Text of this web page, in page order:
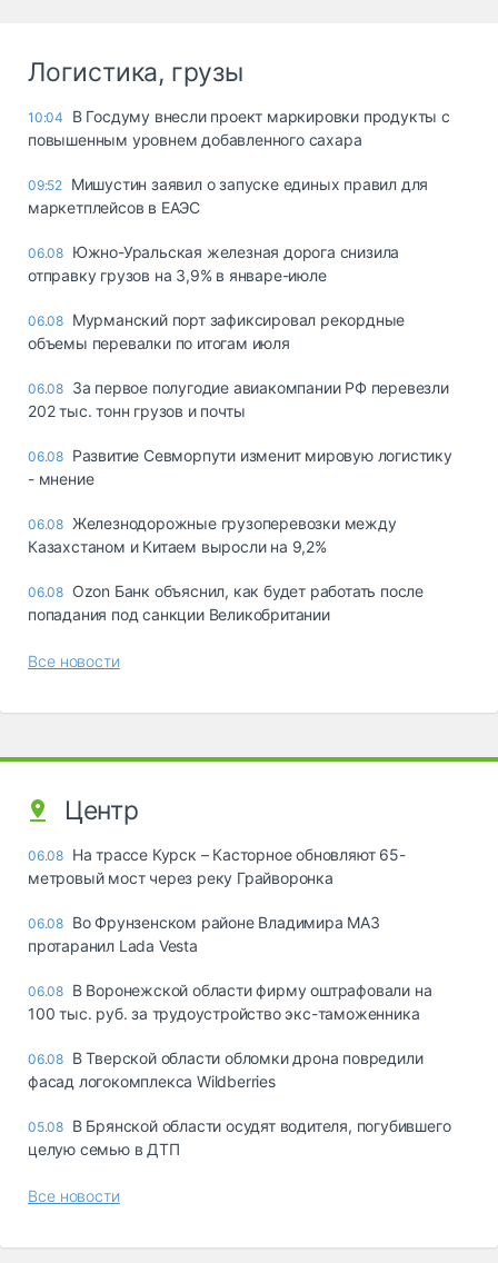
Логистика, грузы
10:04
В Госдуму внесли проект маркировки продукты с
повышенным уровнем добавленного сахара
09:52 Мишустин заявил о запуске единых правил для
маркетплейсов в ЕАЭС
06.08 Южно-Уральская железная дорога снизила
отправку грузов на 3,9% в январе-июле
06.08 Мурманский порт зафиксировал рекордные
объемы перевалки по итогам июля
06.08 За первое полугодие авиакомпании РФ перевезли
202 тыс. тонн грузов и почты
06.08 Развитие Севморпути изменит мировую логистику
- мнение
06.08 Железнодорожные грузоперевозки между
Казахстаном и Китаем выросли на 9,2%
06.08 Ozon Банк объяснил, как будет работать после
попадания под санкции Великобритании
Все новости
Центр
06.08 На трассе Курск – Касторное обновляют 65-
метровый мост через реку Грайворонка
06.08 Во Фрунзенском районе Владимира МАЗ
протаранил Lada Vesta
06.08 В Воронежской области фирму оштрафовали на
100 тыс. руб. за трудоустройство экс-таможенника
06.08 В Тверской области обломки дрона повредили
фасад логокомплекса Wildberries
05.08 В Брянской области осудят водителя, погубившего
целую семью в ДТП
Все новости